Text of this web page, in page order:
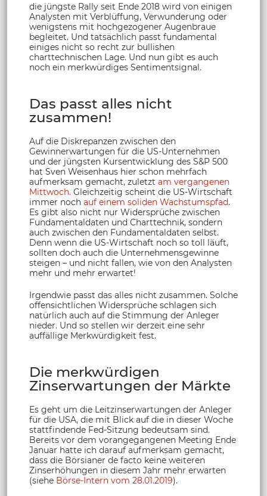
die jüngste Rally seit Ende 2018 wird von einigen
Analysten mit Verblüffung, Verwunderung oder
wenigstens mit hochgezogener Augenbraue
begleitet. Und tatsächlich passt fundamental
einiges nicht so recht zur bullishen
charttechnischen Lage. Und nun gibt es auch
noch ein merkwürdiges Sentimentsignal.
Das passt alles nicht
zusammen!
Auf die Diskrepanzen zwischen den
Gewinnerwartungen für die US-Unternehmen
und der jüngsten Kursentwicklung des S&P 500
hat Sven Weisenhaus hier schon mehrfach
aufmerksam gemacht, zuletzt am vergangenen
Mittwoch. Gleichzeitig scheint die US-Wirtschaft
immer noch auf einem soliden Wachstumspfad.
Es gibt also nicht nur Widersprüche zwischen
Fundamentaldaten und Charttechnik, sondern
auch zwischen den Fundamentaldaten selbst.
Denn wenn die US-Wirtschaft noch so toll läuft,
sollten doch auch die Unternehmensgewinne
steigen – und nicht fallen, wie von den Analysten
mehr und mehr erwartet!
Irgendwie passt das alles nicht zusammen. Solche
offensichtlichen Widersprüche schlagen sich
natürlich auch auf die Stimmung der Anleger
nieder. Und so stellen wir derzeit eine sehr
auffällige Merkwürdigkeit fest.
Die merkwürdigen
Zinserwartungen der Märkte
Es geht um die Leitzinserwartungen der Anleger
für die USA, die mit Blick auf die in dieser Woche
stattfindende Fed-Sitzung bedeutsam sind.
Bereits vor dem vorangegangenen Meeting Ende
Januar hatte ich darauf aufmerksam gemacht,
dass die Börsianer de facto keine weiteren
Zinserhöhungen in diesem Jahr mehr erwarten
(siehe Börse-Intern vom 28.01.2019).